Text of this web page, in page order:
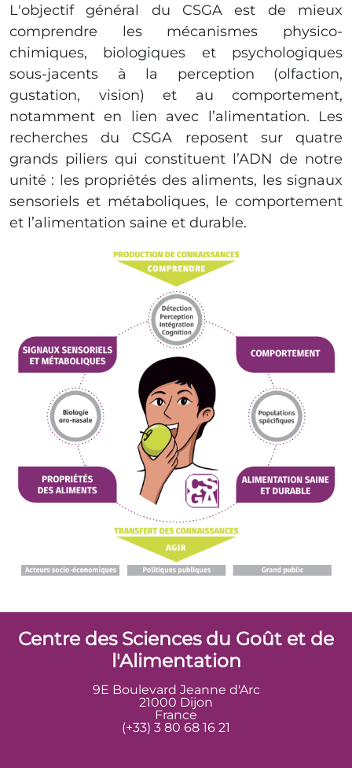
L'objectif général du CSGA est de mieux
comprendre les mécanismes physico-
chimiques, biologiques et psychologiques
sous-jacents à la perception (olfaction,
gustation, vision) et au comportement,
notamment en lien avec l’alimentation. Les
recherches du CSGA reposent sur quatre
grands piliers qui constituent l’ADN de notre
unité : les propriétés des aliments, les signaux
sensoriels et métaboliques, le comportement
et l’alimentation saine et durable.
Centre des Sciences du Goût et de
l'Alimentation
9E Boulevard Jeanne d'Arc
21000 Dijon
France
(+33) 3 80 68 16 21